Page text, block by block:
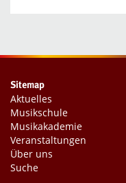
Sitemap
Aktuelles
Musikschule
Musikakademie
Veranstaltungen
Über uns
Suche